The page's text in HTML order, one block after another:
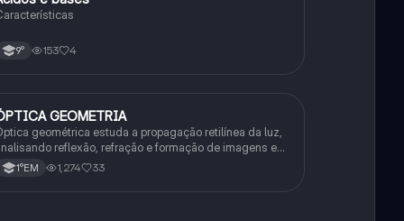
9° 153 4
QuímicaGEOMETRIA
geométrica estuda a propagação retilínea da luz,
reflexão, refração e formação de imagens em
e lentes. Usa princípios como os de Snell-
e Fermat.
1°EM 1,274 33